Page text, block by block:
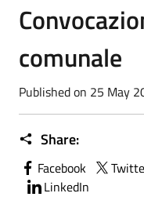
comunale
Published on 25 May
Share:
Facebook
LinkedIn